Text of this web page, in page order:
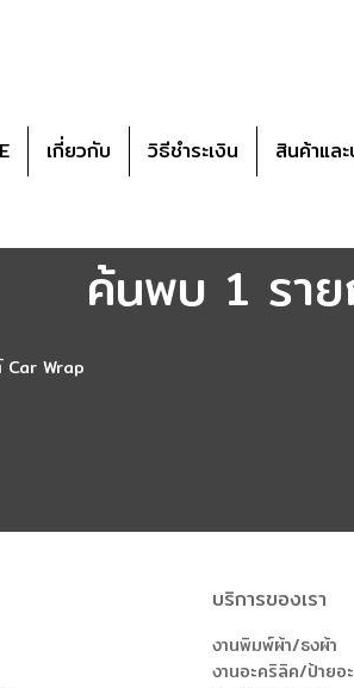
เกี่ยวกับ วิธีชำระเงิน สินค้าแล
ค้นพบ 1 รา
Wrap
บริการของเรา
งานพิมพ์ผ้า/ธงผ้า
งานอะคริลิค/ป้ายอ